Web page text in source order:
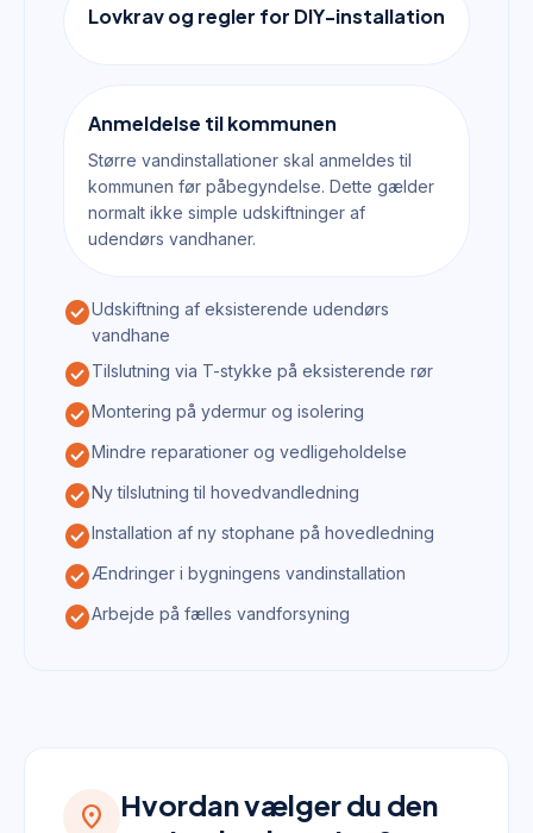
Lovkrav og regler for DIY-installation
Anmeldelse til kommunen
Større vandinstallationer skal anmeldes til
kommunen før påbegyndelse. Dette gælder
normalt ikke simple udskiftninger af
udendørs vandhaner.
check_circleUdskiftning af eksisterende udendørs
vandhane
check_circleTilslutning via T-stykke på eksisterende rør
check_circleMontering på ydermur og isolering
check_circleMindre reparationer og vedligeholdelse
check_circleNy tilslutning til hovedvandledning
check_circleInstallation af ny stophane på hovedledning
check_circleÆndringer i bygningens vandinstallation
check_circleArbejde på fælles vandforsyning
location_on
Hvordan vælger du den